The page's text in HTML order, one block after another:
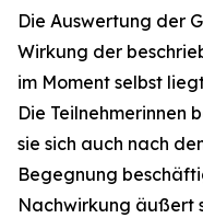
Die Auswertung der
Wirkung der
im Moment selbst
Die Teilnehmerinnen
sie sich auch nach
Begegnung
Nachwirkung äußert